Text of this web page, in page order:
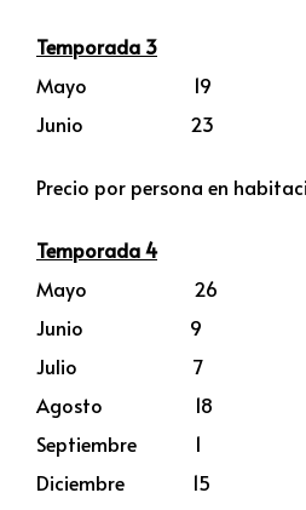
Temporada 3
Mayo 19
Junio 23
Precio por persona en
Temporada 4
Mayo 26
Junio 9
Julio 7
Agosto 18
Septiembre 1
Diciembre 15